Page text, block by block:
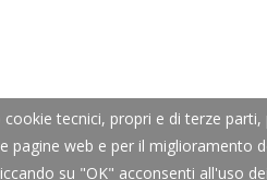
tecnici, propri e di terze
pagine web e per il miglioramento
su "OK" acconsenti all'uso